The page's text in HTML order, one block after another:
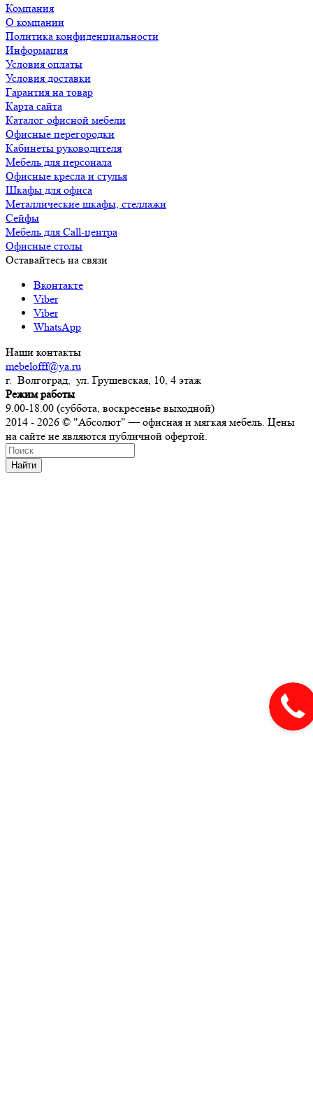
Компания
О компании
Политика конфиденциальности
Информация
Условия оплаты
Условия доставки
Гарантия на товар
Карта сайта
Каталог офисной мебели
Офисные перегородки
Кабинеты руководителя
Мебель для персонала
Офисные кресла и стулья
Шкафы для офиса
Металлические шкафы, стеллажи
Сейфы
Мебель для Call-центра
Офисные столы
Оставайтесь на связи
Вконтакте
Viber
Viber
WhatsApp
Наши контакты
mebelofff@ya.ru
г. Волгоград, ул. Грушевская, 10, 4 этаж
Режим работы
9.00-18.00 (суббота, воскресенье выходной)
2014 - 2026 © "Абсолют" — офисная и мягкая мебель. Цены
на сайте не являются публичной офертой.
Найти